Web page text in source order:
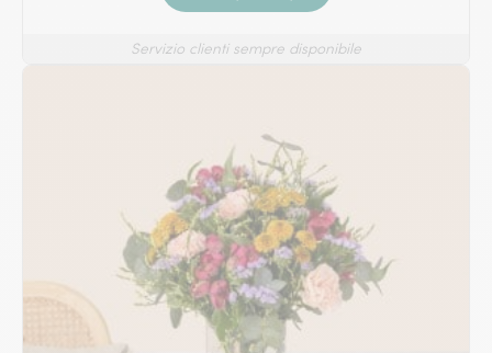
Servizio clienti sempre disponibile